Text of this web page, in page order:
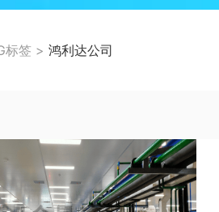
标签 > 鸿利达公司